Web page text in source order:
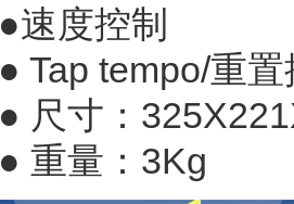
●速度控制
● Tap tempo/重
● 尺寸：
● 重量：3Kg